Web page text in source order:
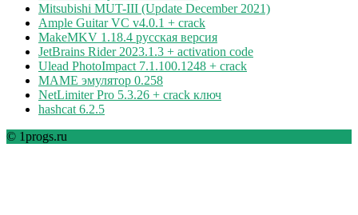
Mitsubishi MUT-III (Update December 2021)
Ample Guitar VC v4.0.1 + crack
MakeMKV 1.18.4 русская версия
JetBrains Rider 2023.1.3 + activation code
Ulead PhotoImpact 7.1.100.1248 + crack
MAME эмулятор 0.258
NetLimiter Pro 5.3.26 + crack ключ
hashcat 6.2.5
© 1progs.ru